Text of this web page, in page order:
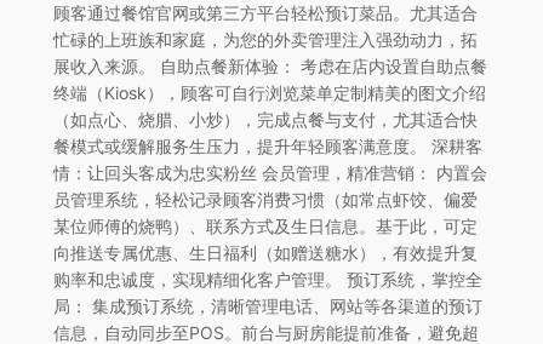
顾客通过餐馆官网或第三方平台轻松预订菜品。尤其适合
忙碌的上班族和家庭，为您的外卖管理注入强劲动力，拓
展收入来源。 自助点餐新体验： 考虑在店内设置自助点餐
终端（Kiosk），顾客可自行浏览菜单定制精美的图文介绍
（如点心、烧腊、小炒），完成点餐与支付，尤其适合快
餐模式或缓解服务生压力，提升年轻顾客满意度。 深耕客
情：让回头客成为忠实粉丝 会员管理，精准营销： 内置会
员管理系统，轻松记录顾客消费习惯（如常点虾饺、偏爱
某位师傅的烧鸭）、联系方式及生日信息。基于此，可定
向推送专属优惠、生日福利（如赠送糖水），有效提升复
购率和忠诚度，实现精细化客户管理。 预订系统，掌控全
局： 集成预订系统，清晰管理电话、网站等各渠道的预订
信息，自动同步至POS。前台与厨房能提前准备，避免超